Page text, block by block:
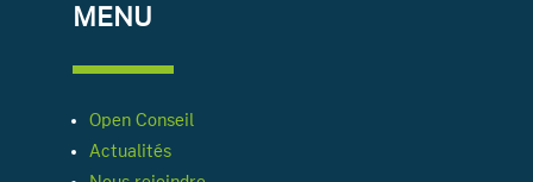
MENU
Open Conseil
Actualités